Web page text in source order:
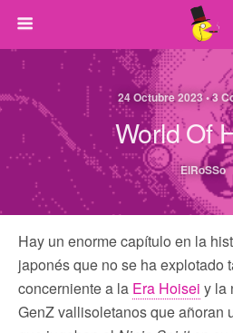
24 Octubre 2023 • 3
World Of
ElRoSSo
Hay un enorme capítulo en la
japonés que no se ha explotado
concerniente a la Era Hoisei y la
GenZ vallisoletanos que añoran